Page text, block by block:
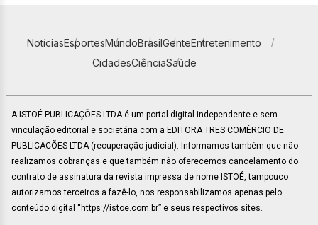
NotíciasEsportesMundoBrasilGenteEntretenimento
CidadesCiênciaSaúde
A ISTOÉ PUBLICAÇÕES LTDA é um portal digital independente e sem
vinculação editorial e societária com a EDITORA TRES COMÉRCIO DE
PUBLICACÕES LTDA (recuperação judicial). Informamos também que não
realizamos cobranças e que também não oferecemos cancelamento do
contrato de assinatura da revista impressa de nome ISTOÉ, tampouco
autorizamos terceiros a fazê-lo, nos responsabilizamos apenas pelo
conteúdo digital “https://istoe.com.br” e seus respectivos sites.